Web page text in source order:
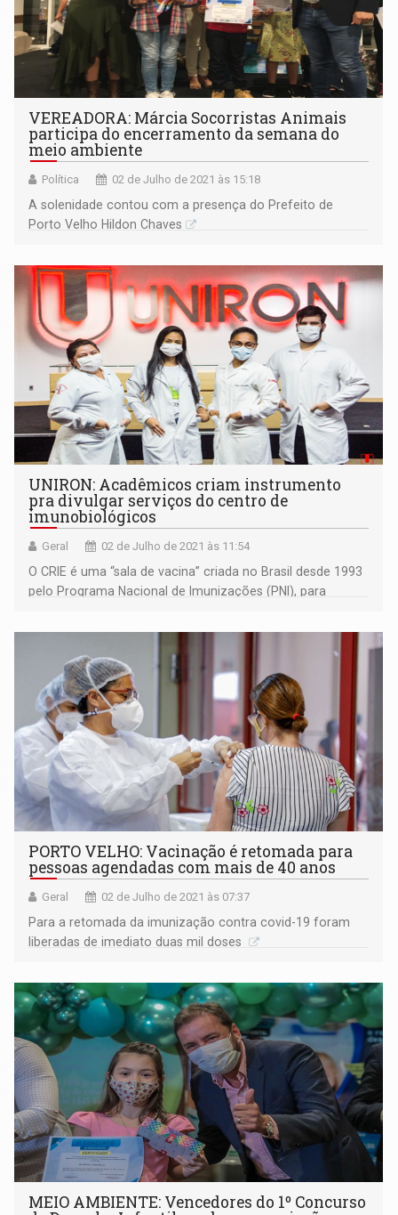
VEREADORA: Márcia Socorristas Animais
participa do encerramento da semana do
meio ambiente
Política 02 de Julho de 2021 às 15:18
A solenidade contou com a presença do Prefeito de
Porto Velho Hildon Chaves
UNIRON: Acadêmicos criam instrumento
pra divulgar serviços do centro de
imunobiológicos
Geral 02 de Julho de 2021 às 11:54
O CRIE é uma “sala de vacina” criada no Brasil desde 1993
pelo Programa Nacional de Imunizações (PNI), para
tratamentos imunossupressores.
PORTO VELHO: Vacinação é retomada para
pessoas agendadas com mais de 40 anos
Geral 02 de Julho de 2021 às 07:37
Para a retomada da imunização contra covid-19 foram
liberadas de imediato duas mil doses
MEIO AMBIENTE: Vencedores do 1º Concurso